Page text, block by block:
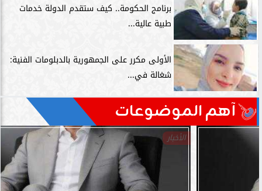
برنامج الحكومة.. كيف ستقدم الدولة خدمات
طبية عالية...
الأولى مكرر على الجمهورية بالدبلومات الفنية:
شغالة في...
آهم الموضوعات
الأخبار